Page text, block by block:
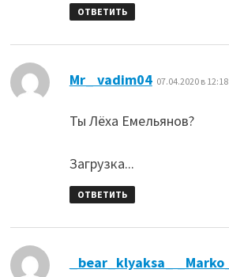
ОТВЕТИТЬ
Mr_ vadim04 07.04.2020 в 12:18
Ты Лёха Емельянов?
Загрузка...
ОТВЕТИТЬ
_bear_klyaksa_ _Marko_